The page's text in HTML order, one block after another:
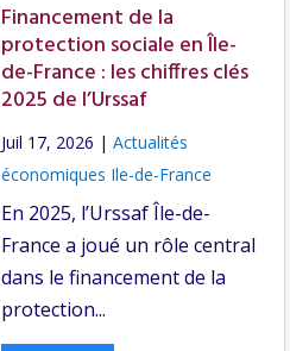
Financement de la
protection sociale en Île-
de-France : les chiffres clés
2025 de l’Urssaf
Juil 17, 2026 | Actualités
économiques Ile-de-France
En 2025, l’Urssaf Île-de-
France a joué un rôle central
dans le financement de la
protection...